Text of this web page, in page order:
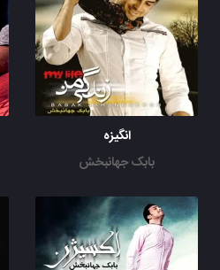
انگیزه
بابک جهانبخش